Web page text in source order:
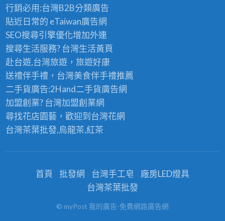
行銷必用:台灣B2B分類廣告
貼近日常的 eTaiwan廣告網
SEO搜尋引擎優化增加外連
搜尋生活服務? 台灣生活黃頁
赴台遊,台灣旅遊，旅遊好康
送禮伴手禮，台灣美食伴手禮推薦
二手貨廣告:2Hand二手貨廣告網
加盟創業? 台灣加盟創業網
尋找花店園藝，歡迎到 台灣花網
台灣茶葉批發,烏龍茶,紅茶
首頁 批發網 台灣手工皂
廠房LED燈具
台灣茶葉批發
© myPost 我的廣告-免費網路廣告網